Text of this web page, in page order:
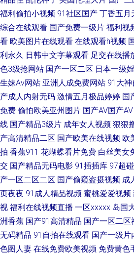
福利社啪啪 福利社午夜剧场 国产91丝袜视频
成人AV影院 东京热小视频 日韩五码网站 色图
三区 午夜寂寞老司机 一区二区韩日经典 伊人
内射黑丝 青娱乐吧 欧美有码一区二区 人妻鲁
欧美第二页 亚洲毛片基地专区 亚洲伊人成人
资源 豆花网站免费 大香蕉青草网 豆花社区导
码 黄色A片人与兽 韩国亚洲色 韩国精品人妻
社 五月香福利网首頁 在线导航AV 91超碰在
91精品视频蓝莓 99超碰最新地址 91综合在
页51 国产视频第20页 国产午夜精品福利 韩国
福利偷拍小视频 91社区国产 丁香五月
综合在线观看 国产免费一级片 福利视
看 欧美图片在线观看 在线观看h视频
利永久 日韩中文字幕观看 足交在线播
色3级抢网站 国产一区二区 日本一级
生妹Av网站 亚洲人成免费网站 91大神
产成人内射无码 激情五月极品婷婷 国
免费 偷怕欧美亚州图片 国产AV国产AV
线 国产精品3级片 成年女人视频 狠狠
产高清精品二区 国产欧美在线视频 欧
拍 香蕉911 花蝴蝶看片免费 白丝美女
交 国产精品无码电影 91插插库 97超
产一区二区二区 国产偷窥盗摄视频 成
页夜夜 91成人精品视频 蜜桃爱爱视频
视 福利在线视频直播 一区xxxxx 岛国
洲香蕉 国产91高清精品 国产一区二区
无码精品 91自拍在线观看 国产一级片
色图人妻 在线免费欧美视频 免费黄色